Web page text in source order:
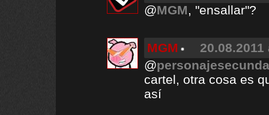
@MGM, "ensallar"?
MGM
@
cartel, otra cosa es
así